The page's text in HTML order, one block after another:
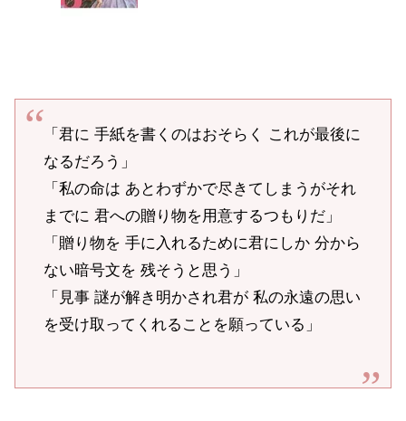
「君に 手紙を書くのはおそらく これが最後に
なるだろう」
「私の命は あとわずかで尽きてしまうがそれ
までに 君への贈り物を用意するつもりだ」
「贈り物を 手に入れるために君にしか 分から
ない暗号文を 残そうと思う」
「見事 謎が解き明かされ君が 私の永遠の思い
を受け取ってくれることを願っている」